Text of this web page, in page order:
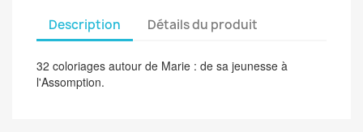
Description Détails du produit
32 coloriages autour de Marie : de sa jeunesse à
l'Assomption.